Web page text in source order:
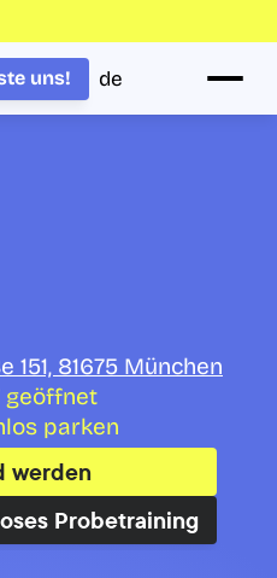
de
uns!
81675 München
geöffnet
parken
werden
Probetraining